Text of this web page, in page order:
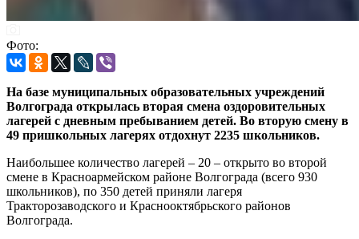
Фото:
На базе муниципальных образовательных учреждений
Волгограда открылась вторая смена оздоровительных
лагерей с дневным пребыванием детей. Во вторую смену в
49 пришкольных лагерях отдохнут 2235 школьников.
Наибольшее количество лагерей – 20 – открыто во второй
смене в Красноармейском районе Волгограда (всего 930
школьников), по 350 детей приняли лагеря
Тракторозаводского и Краснооктябрьского районов
Волгограда.